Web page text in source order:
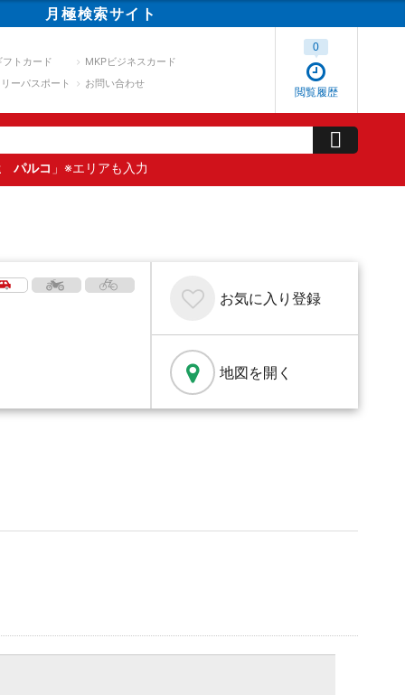
月極検索サイト
フトカード
MKPビジネスカード
ーパスポート
お問い合わせ
閲覧履歴
0
パルコ 」※エリアも入力
お気に入り 登録
地図を開く